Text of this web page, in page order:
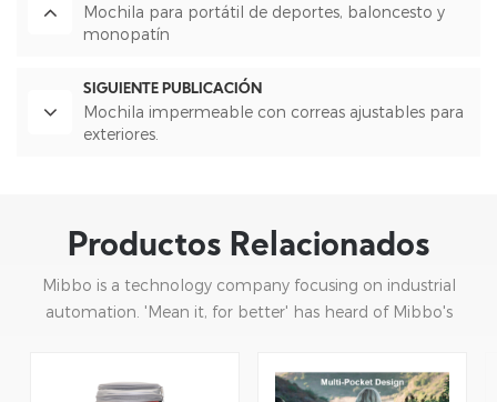
Mochila para portátil de deportes, baloncesto y
monopatín
SIGUIENTE PUBLICACIÓN
Mochila impermeable con correas ajustables para
exteriores.
Productos Relacionados
Mibbo is a technology company focusing on industrial
automation. 'Mean it, for better' has heard of Mibbo's